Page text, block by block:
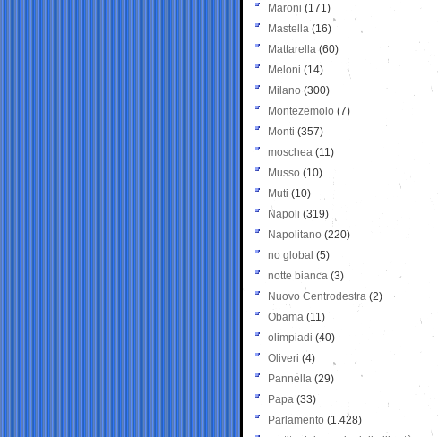
Maroni (171)
Mastella (16)
Mattarella (60)
Meloni (14)
Milano (300)
Montezemolo (7)
Monti (357)
moschea (11)
Musso (10)
Muti (10)
Napoli (319)
Napolitano (220)
no global (5)
notte bianca (3)
Nuovo Centrodestra (2)
Obama (11)
olimpiadi (40)
Oliveri (4)
Pannella (29)
Papa (33)
Parlamento (1.428)